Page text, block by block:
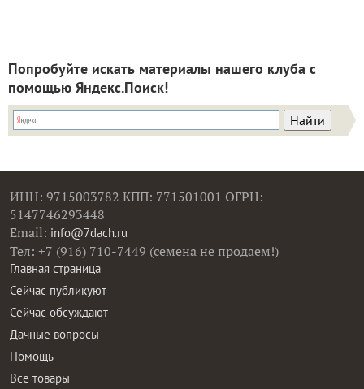
Попробуйте искать материалы нашего клуба с
помощью Яндекс.Поиск!
ИНН: 9715003782 КПП: 771501001 ОГРН:
5147746293448
Email: info@7dach.ru
Тел: +7 (916) 710-7449 (семена не продаем!)
Главная страница
Сейчас публикуют
Сейчас обсуждают
Дачные вопросы
Помощь
Все товары